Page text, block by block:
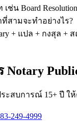
ช่น Board
สามจะทำอย่างไร?
+ แปล + กงสุล +
Notary
ะสบการณ์ 15+ ปี ใ
249-4999